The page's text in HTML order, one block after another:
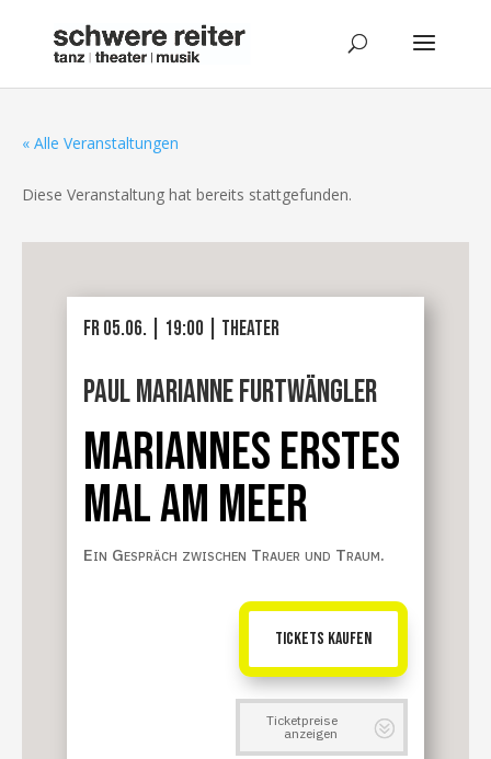
« Alle Veranstaltungen
Diese Veranstaltung hat bereits stattgefunden.
FR 05.06. | 19:00 | theater
Paul Marianne Furtwängler
MARIANNES ERSTES
MAL AM MEER
Ein Gespräch zwischen Trauer und Traum.
TICKETS KAUFEN
Ticketpreise
anzeigen